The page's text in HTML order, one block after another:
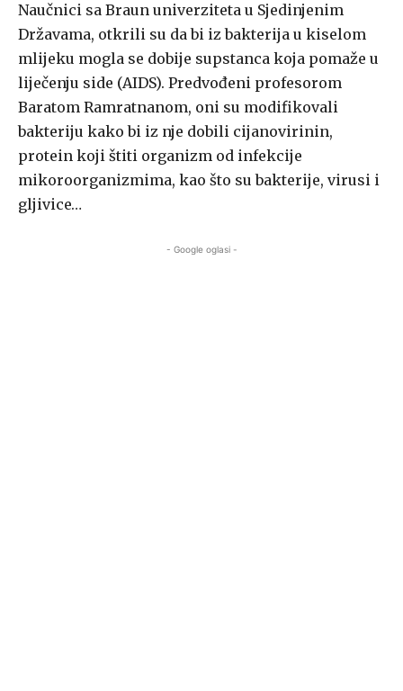
Naučnici sa Braun univerziteta u Sjedinjenim
Državama, otkrili su da bi iz bakterija u kiselom
mlijeku mogla se dobije supstanca koja pomaže u
liječenju side (AIDS). Predvođeni profesorom
Baratom Ramratnanom, oni su modifikovali
bakteriju kako bi iz nje dobili cijanovirinin,
protein koji štiti organizm od infekcije
mikoroorganizmima, kao što su bakterije, virusi i
gljivice…
- Google oglasi -